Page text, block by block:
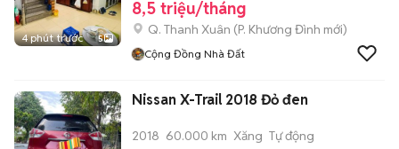
4 phút trước 5
8,5 triệu/tháng
Q. Thanh Xuân (P. Khương Đình mới)
Cộng Đồng Nhà Đất
Nissan X-Trail 2018 Đỏ đen
2018 60.000 km Xăng Tự động